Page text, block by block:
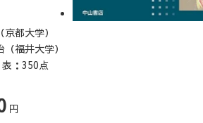
都大学）
福井大学）
：350点
円